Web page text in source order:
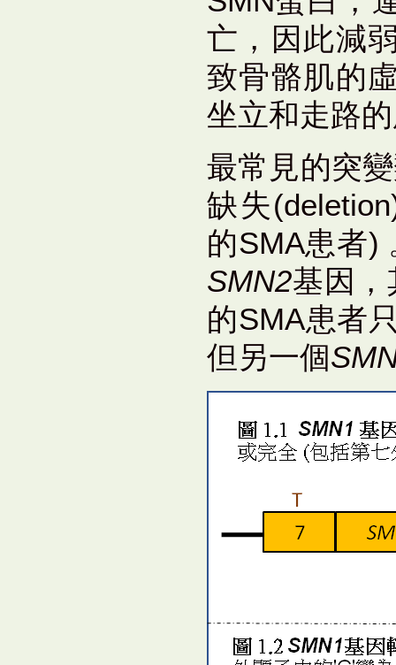
亡，因此減
致骨骼肌的
坐立和走路
最常見的突
缺失
的SMA患者)
SMN2基因
的SMA患者
但另一個